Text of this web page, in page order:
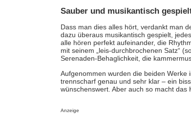
Sauber und musikantisch
Dass man dies alles hört, verdankt man
dazu überaus musikantisch gespielt,
alle hören perfekt aufeinander, die
mit seinem „leis-durchbrochenen Satz“
Serenaden-Behaglichkeit, die
Aufgenommen wurden die beiden Werke
trennscharf genau und sehr klar – ein
wünschenswert. Aber auch so macht das
Anzeige